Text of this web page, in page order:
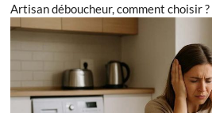
Artisan déboucheur, comment choisir ?